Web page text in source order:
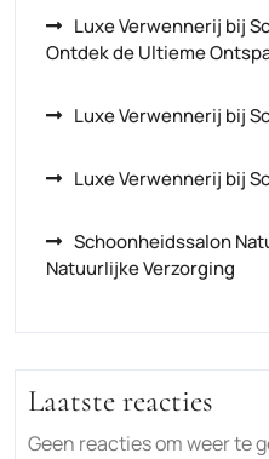
Luxe Verwennerij bij
Ontdek de Ultieme
Luxe Verwennerij bij
Luxe Verwennerij bij
Schoonheidssalon
Natuurlijke Verzorging
Laatste reacties
Geen reacties om weer te